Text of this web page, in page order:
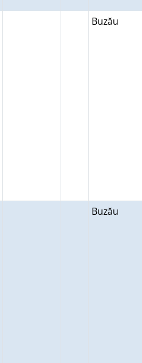
Buzău
Buzău